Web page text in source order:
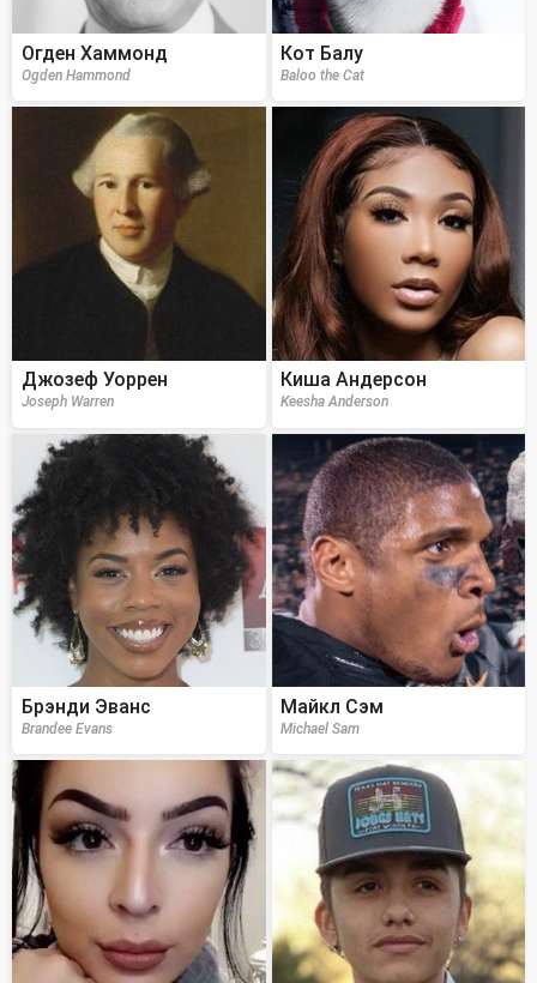
Огден Хаммонд
Ogden Hammond
Кот Балу
Baloo the Cat
Джозеф Уоррен
Joseph Warren
Киша Андерсон
Keesha Anderson
Брэнди Эванс
Brandee Evans
Майкл Сэм
Michael Sam